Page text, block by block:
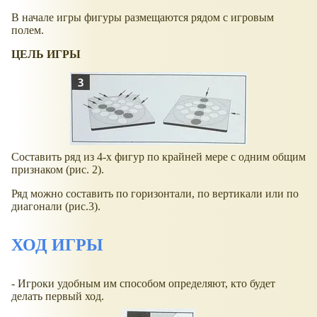
В начале игры фигуры размещаются рядом с игровым
полем.
ЦЕЛЬ ИГРЫ
Составить ряд из 4-х фигур по крайней мере с одним общим
признаком (рис. 2).
Ряд можно составить по горизонтали, по вертикали или по
диагонали (рис.3).
ХОД ИГРЫ
- Игроки удобным им способом определяют, кто будет
делать первый ход.